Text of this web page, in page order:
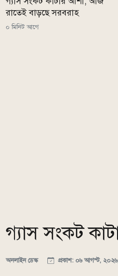
রাতেই বাড়ছে সরবরাহ
০ মিনিট আগে
গ্যাস সংকট
অনলাইন ডেস্ক প্রকাশ: ০৬ আগস্ট,